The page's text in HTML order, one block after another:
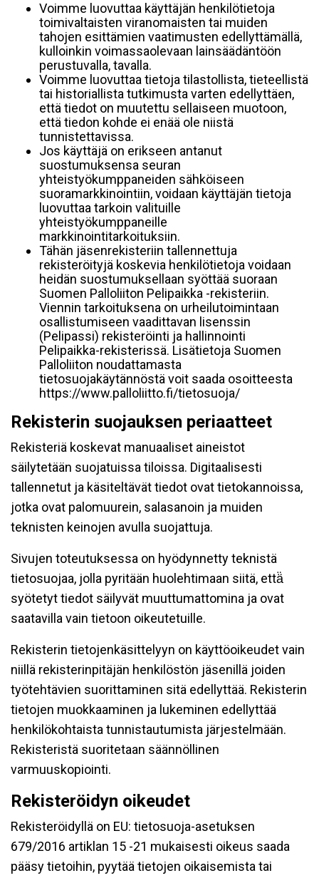
Voimme luovuttaa käyttäjän henkilötietoja
toimivaltaisten viranomaisten tai muiden
tahojen esittämien vaatimusten edellyttämällä,
kulloinkin voimassaolevaan lainsäädäntöön
perustuvalla, tavalla.
Voimme luovuttaa tietoja tilastollista, tieteellistä
tai historiallista tutkimusta varten edellyttäen,
että tiedot on muutettu sellaiseen muotoon,
että tiedon kohde ei enää ole niistä
tunnistettavissa.
Jos käyttäjä on erikseen antanut
suostumuksensa seuran
yhteistyökumppaneiden sähköiseen
suoramarkkinointiin, voidaan käyttäjän tietoja
luovuttaa tarkoin valituille
yhteistyökumppaneille
markkinointitarkoituksiin.
Tähän jäsenrekisteriin tallennettuja
rekisteröityjä koskevia henkilötietoja voidaan
heidän suostumuksellaan syöttää suoraan
Suomen Palloliiton Pelipaikka -rekisteriin.
Viennin tarkoituksena on urheilutoimintaan
osallistumiseen vaadittavan lisenssin
(Pelipassi) rekisteröinti ja hallinnointi
Pelipaikka-rekisterissä. Lisätietoja Suomen
Palloliiton noudattamasta
tietosuojakäytännöstä voit saada osoitteesta
https://www.palloliitto.fi/tietosuoja/
Rekisterin suojauksen periaatteet
Rekisteriä koskevat manuaaliset aineistot
säilytetään suojatuissa tiloissa. Digitaalisesti
tallennetut ja käsiteltävät tiedot ovat tietokannoissa,
jotka ovat palomuurein, salasanoin ja muiden
teknisten keinojen avulla suojattuja.
Sivujen toteutuksessa on hyödynnetty teknistä
tietosuojaa, jolla pyritään huolehtimaan siitä, että̈
syötetyt tiedot säilyvät muuttumattomina ja ovat
saatavilla vain tietoon oikeutetuille.
Rekisterin tietojenkäsittelyyn on käyttöoikeudet vain
niillä rekisterinpitäjän henkilöstön jäsenillä joiden
työtehtävien suorittaminen sitä edellyttää. Rekisterin
tietojen muokkaaminen ja lukeminen edellyttää
henkilökohtaista tunnistautumista järjestelmään.
Rekisteristä suoritetaan säännöllinen
varmuuskopiointi.
Rekisteröidyn oikeudet
Rekisteröidyllä on EU: tietosuoja-asetuksen
679/2016 artiklan 15 -21 mukaisesti oikeus saada
pääsy tietoihin, pyytää tietojen oikaisemista tai